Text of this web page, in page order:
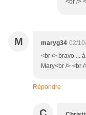
<br />
M maryg34 02/
<br /> bravo ...
Mary<br /> <br
Répondre